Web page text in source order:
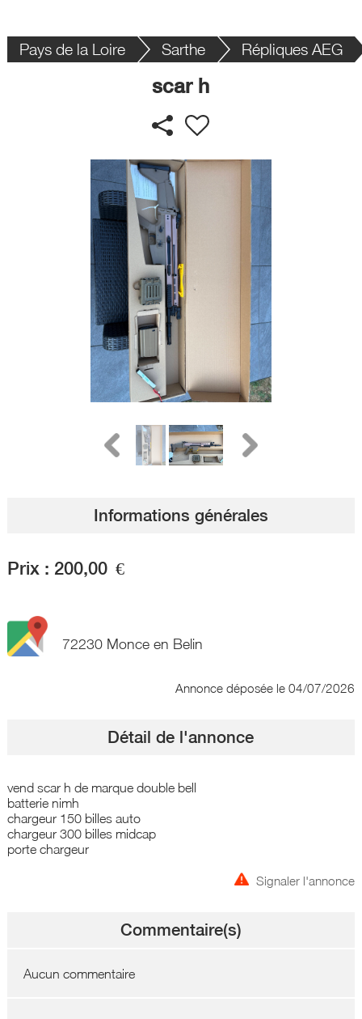
Pays de la Loire Sarthe Répliques AEG
scar h
Informations générales
Prix : 200,00 €
72230 Monce en Belin
Annonce déposée le 04/07/2026
Détail de l'annonce
vend scar h de marque double bell
batterie nimh
chargeur 150 billes auto
chargeur 300 billes midcap
porte chargeur
Signaler l'annonce
Commentaire(s)
Aucun commentaire